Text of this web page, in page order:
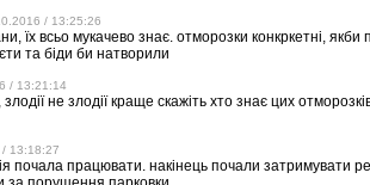
/ 13:25:26
їх всьо мукачево знає. отморозки конкркетні, якби
та біди би натворили
/ 13:21:14
не злодії краще скажіть хто знає цих
13:18:27
почала працювати. накінець почали затримувати